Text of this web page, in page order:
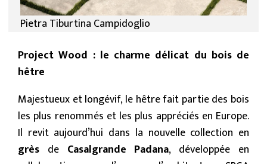
Pietra Tiburtina Campidoglio
Project Wood : le charme délicat du bois de
hêtre
Majestueux et longévif, le hêtre fait partie des bois
les plus renommés et les plus appréciés en Europe.
Il revit aujourd’hui dans la nouvelle collection en
grès de Casalgrande Padana, développée en